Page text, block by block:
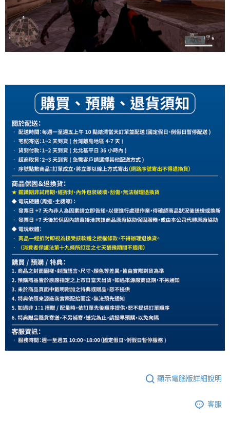
顯示電腦版詳細說明
客服